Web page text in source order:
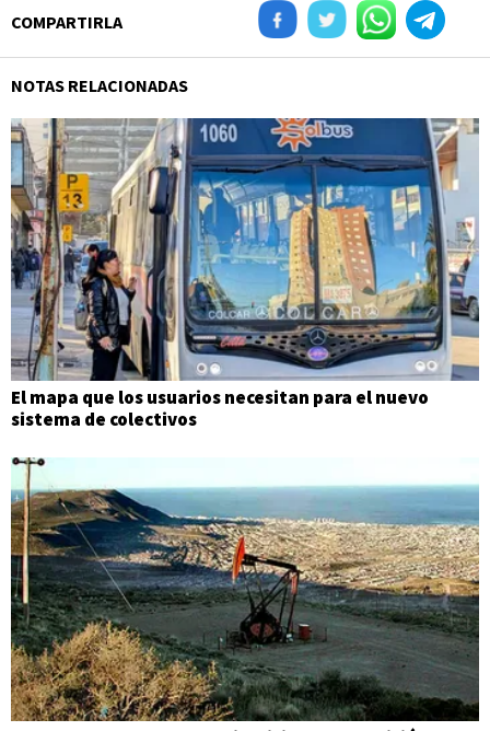
COMPARTIRLA
NOTAS RELACIONADAS
El mapa que los usuarios necesitan para el nuevo
sistema de colectivos